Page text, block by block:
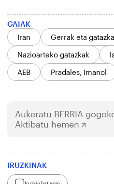
GAIAK
Iran
Gerrak eta
Nazioarteko gatazkak
AEB
Pradales, Imanol
Aukeratu BERRIA
Aktibatu hemen
IRUZKINAK